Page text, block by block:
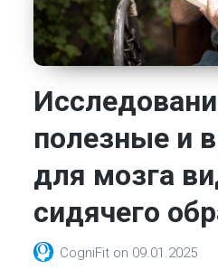
полезные и
для мозга
сидячего
CogniFit on 09.01.2025